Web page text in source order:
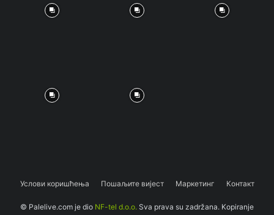
Услови коришћења Пошаљите вијест Маркетинг Контакт
© Palelive.com je dio NF-tel d.o.o. Sva prava su zadržana. Kopiranje